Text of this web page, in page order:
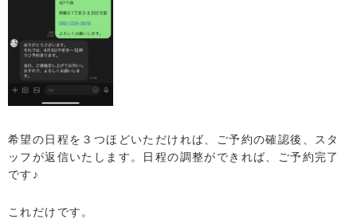
希望の日程を３つほどいただければ、ご予約の確認後、スタ
ッフが返信いたします。日程の調整ができれば、ご予約完了
です♪
これだけです。